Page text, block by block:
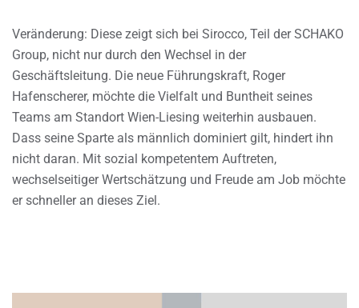
Veränderung: Diese zeigt sich bei Sirocco, Teil der SCHAKO
Group, nicht nur durch den Wechsel in der
Geschäftsleitung. Die neue Führungskraft, Roger
Hafenscherer, möchte die Vielfalt und Buntheit seines
Teams am Standort Wien-Liesing weiterhin ausbauen.
Dass seine Sparte als männlich dominiert gilt, hindert ihn
nicht daran. Mit sozial kompetentem Auftreten,
wechselseitiger Wertschätzung und Freude am Job möchte
er schneller an dieses Ziel.